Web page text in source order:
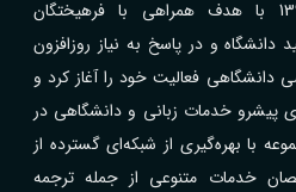
شبکه مترجمین در سال 1393 با هدف همراهی با فرهیختگان
دانشگاه و در پاسخ به نیاز روزافزون
فعالیت خود را آغاز کرد و
پیشرو خدمات زبانی و دانشگاهی در
با بهره‌گیری از شبکه‌ای گسترده از
خدمات متنوعی از جمله ترجمه